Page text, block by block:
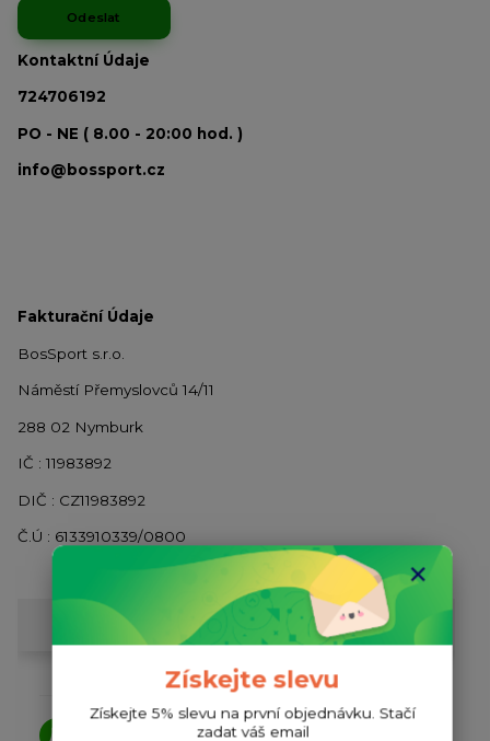
Kontaktní Údaje
724706192
PO - NE ( 8.00 - 20:00 hod. )
info@bossport.cz
Fakturační Údaje
BosSport s.r.o.
Náměstí Přemyslovců 14/11
288 02 Nymburk
IČ : 11983892
DIČ : CZ11983892
Č.Ú : 6133910339/0800
Získejte slevu
Získejte 5% slevu na první objednávku. Stačí
zadat váš email